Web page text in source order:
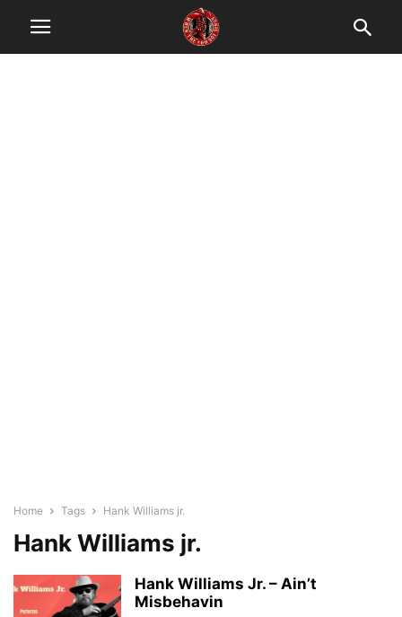
Home Tags Hank Williams jr.
Hank Williams jr.
Hank Williams Jr. – Ain’t
Misbehavin